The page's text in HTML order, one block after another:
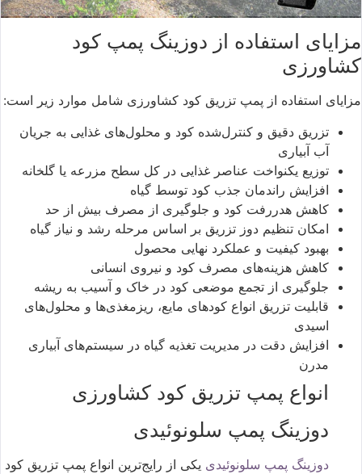
مزایای استفاده از دوزینگ پمپ کود
کشاورزی
مزایای استفاده از پمپ تزریق کود کشاورزی شامل موارد زیر است:
تزریق دقیق و کنترل‌شده کود و محلول‌های غذایی به جریان
آب آبیاری
توزیع یکنواخت عناصر غذایی در کل سطح مزرعه یا گلخانه
افزایش راندمان جذب کود توسط گیاه
کاهش هدررفت کود و جلوگیری از مصرف بیش از حد
امکان تنظیم دوز تزریق بر اساس مرحله رشد و نیاز گیاه
بهبود کیفیت و عملکرد نهایی محصول
کاهش هزینه‌های مصرف کود و نیروی انسانی
جلوگیری از تجمع موضعی کود در خاک و آسیب به ریشه
قابلیت تزریق انواع کودهای مایع، ریزمغذی‌ها و محلول‌های
اسیدی
افزایش دقت در مدیریت تغذیه گیاه در سیستم‌های آبیاری
مدرن
انواع پمپ تزریق کود کشاورزی
دوزینگ پمپ سلونوئیدی
دوزینگ پمپ سلونوئیدی یکی از رایج‌ترین انواع پمپ تزریق کود